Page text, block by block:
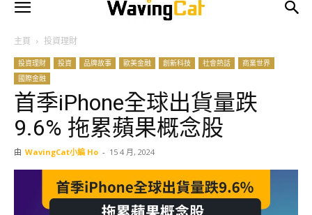
主頁 投資理財
投資理財 投資 品牌故事 歐美金融 創新科技 社會熱話
商業世界
國際金融
首季iPhone全球出貨量跌
9.6% 拖累蘋果概念股
由 WavingCat小編 Ho - 15 4 月, 2024